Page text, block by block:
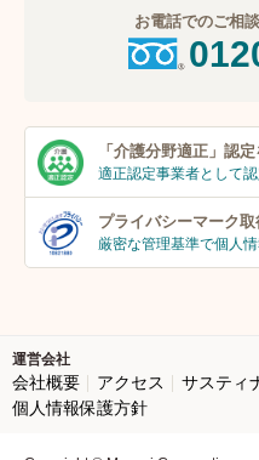
お電話でのご相
「介護分野適正」 認定
適正認定事業者として
プライバシーマーク取
厳密な管理基準で個人
運営会社
会社概要 アクセス サスティ
個人情報保護方針